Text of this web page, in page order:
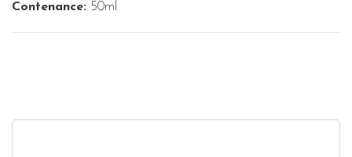
Contenance: 50ml